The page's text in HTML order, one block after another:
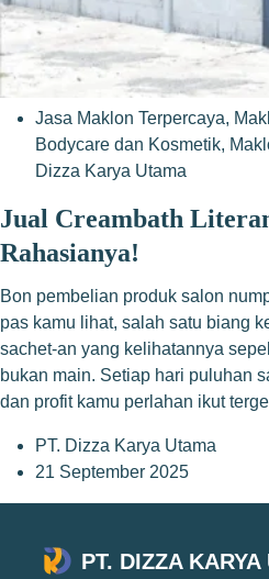
Jasa Maklon Terpercaya,
Bodycare dan Kosmetik,
Dizza Karya Utama
Jual Creambath
Rahasianya!
Bon pembelian produk salon
pas kamu lihat, salah satu biang
sachet-an yang kelihatannya
bukan main. Setiap hari puluhan
dan profit kamu perlahan ikut
PT. Dizza Karya Utama
21 September 2025
PT. DIZZA KARYA